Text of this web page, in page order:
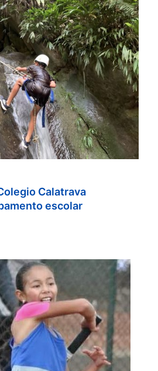
Calatrava
escolar